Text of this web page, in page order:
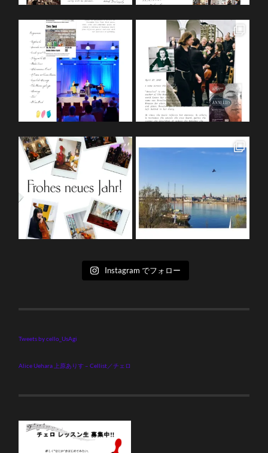
Instagram でフォロー
Tweets by cello_UsAgi
Alice Uehara 上原ありす – Cellist／チェロ